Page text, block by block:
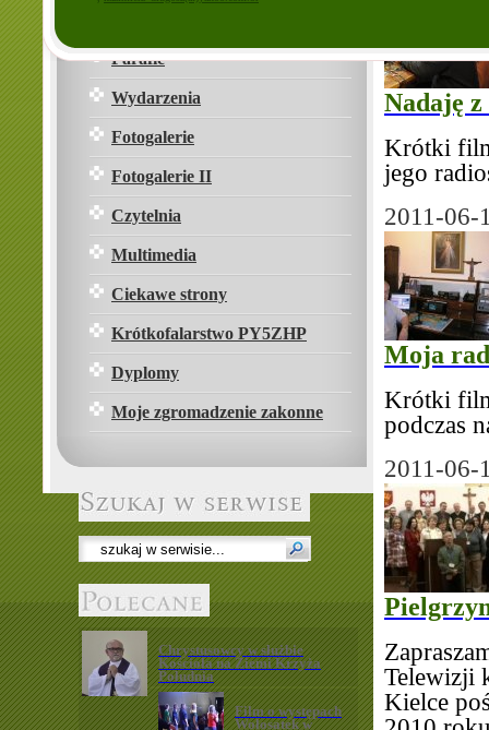
Parafie
Wydarzenia
Fotogalerie
Fotogalerie II
Czytelnia
Multimedia
Ciekawe strony
Krótkofalarstwo PY5ZHP
Dyplomy
Moje zgromadzenie zakonne
Chrystusowcy w służbie
Kościoła na Ziemi Krzyża
Południa
Film o występach
Wołosatek w
Nadaję
Krótki
jego
2011-
Moja
Krótki
podczas
2011-
Telewizji
Kielce